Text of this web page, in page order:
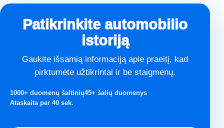
Patikrinkite automobilio
istoriją
Gaukite išsamią informaciją apie praeitį, kad
pirktumėte užtikrintai ir be staigmenų.
1000+ duomenų šaltinių45+ šalių duomenys
Ataskaita per 40 sek.